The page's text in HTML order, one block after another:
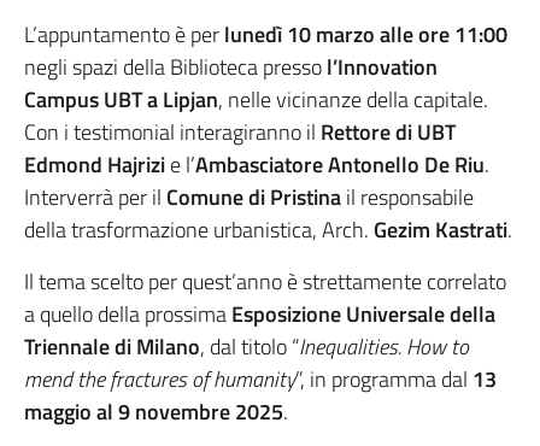
L’appuntamento è perlunedì 10 marzo alle ore 11:00
negli spazi della Biblioteca pressol’Innovation
Campus UBT a Lipjan, nelle vicinanze della capitale.
Con i testimonial interagiranno il Rettore di UBT
Edmond Hajrizie l’AmbasciatoreAntonello De Riu.
Interverrà per il Comune di Pristinail responsabile
della trasformazione urbanistica, Arch. Gezim Kastrati.
Il tema scelto per quest’anno è strettamente correlato
a quello della prossimaEsposizione Universale della
Triennale di Milano, dal titolo “Inequalities.How to
mend the fractures of humanity”, in programma dal 13
maggio al 9 novembre 2025.